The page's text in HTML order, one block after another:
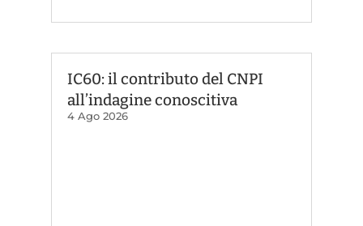
IC60: il contributo del CNPI
all’indagine conoscitiva
4 Ago 2026